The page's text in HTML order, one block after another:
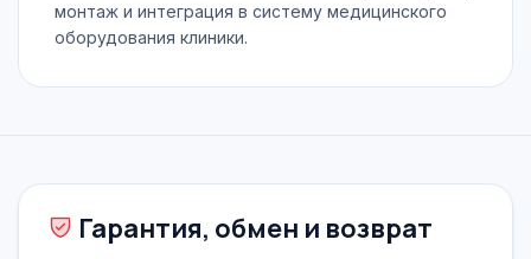
монтаж и интеграция в систему медицинского
оборудования клиники.
Гарантия, обмен и возврат